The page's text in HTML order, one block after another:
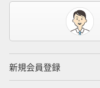
新規会員登録